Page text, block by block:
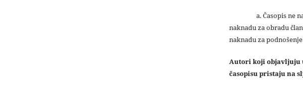
a. Časopis ne
naknadu za obradu
naknadu za
Autori koji objavljuju
časopisu pristaju na